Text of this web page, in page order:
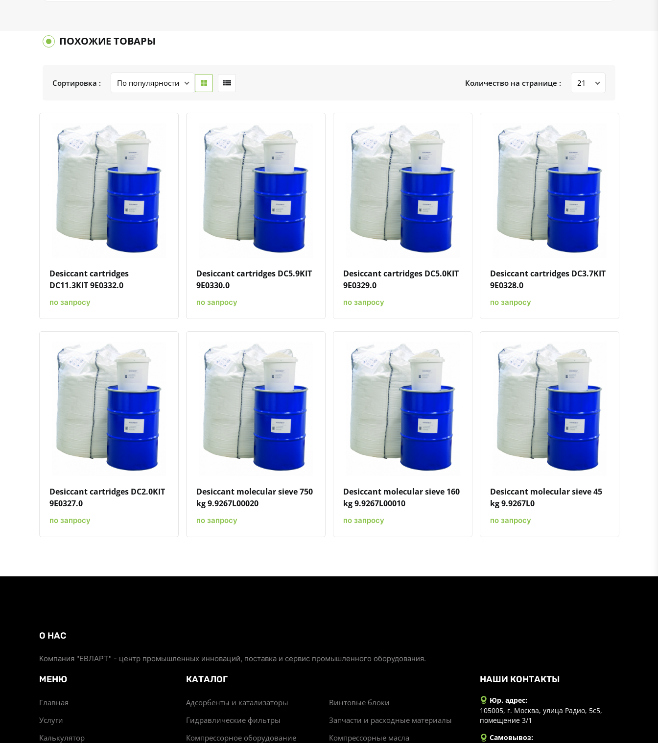
ПОХОЖИЕ ТОВАРЫ
Сортировка : Количество на странице :
Быстрый просмотрДобавить к сравнениюДобавить в избранное
Desiccant cartridges
DC11.3KIT 9E0332.0
по запросу
Быстрый просмотрДобавить к сравнениюДобавить в избранное
Desiccant cartridges DC5.9KIT
9E0330.0
по запросу
Быстрый просмотрДобавить к сравнениюДобавить в избранное
Desiccant cartridges DC5.0KIT
9E0329.0
по запросу
Быстрый просмотрДобавить к сравнениюДобавить в избранное
Desiccant cartridges DC3.7KIT
9E0328.0
по запросу
Быстрый просмотрДобавить к сравнениюДобавить в избранное
Desiccant cartridges DC2.0KIT
9E0327.0
по запросу
Быстрый просмотрДобавить к сравнениюДобавить в избранное
Desiccant molecular sieve 750
kg 9.9267L00020
по запросу
Быстрый просмотрДобавить к сравнениюДобавить в избранное
Desiccant molecular sieve 160
kg 9.9267L00010
по запросу
Быстрый просмотрДобавить к сравнениюДобавить в избранное
Desiccant molecular sieve 45
kg 9.9267L0
по запросу
О НАС
Компания "ЕВЛАРТ" - центр промышленных инноваций, поставка и сервис промышленного оборудования.
МЕНЮ
Главная
Услуги
Калькулятор
КАТАЛОГ
Адсорбенты и катализаторы
Винтовые блоки
Гидравлические фильтры
Запчасти и расходные материалы
Компрессорное оборудование
Компрессорные масла
НАШИ КОНТАКТЫ
Юр. адрес:
105005, г. Москва, улица Радио, 5с5,
помещение 3/1
Самовывоз: